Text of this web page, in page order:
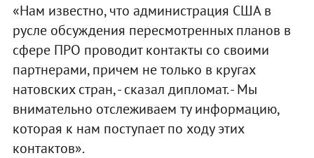
«Нам известно, что администрация США в
русле обсуждения пересмотренных планов в
сфере ПРО проводит контакты со своими
партнерами, причем не только в кругах
натовских стран, - сказал дипломат. - Мы
внимательно отслеживаем ту информацию,
которая к нам поступает по ходу этих
контактов».